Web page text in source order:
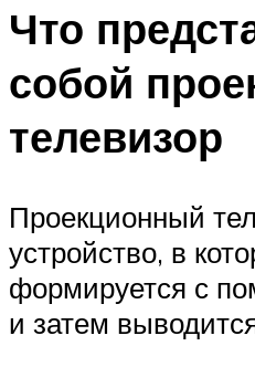
Что
собой
телевизор
Проекционный
устройство, в
формируется с
и затем